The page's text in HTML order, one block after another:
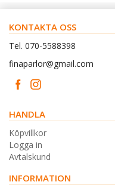
KONTAKTA OSS
Tel. 070-5588398
finaparlor@gmail.com
HANDLA
Köpvillkor
Logga in
Avtalskund
INFORMATION